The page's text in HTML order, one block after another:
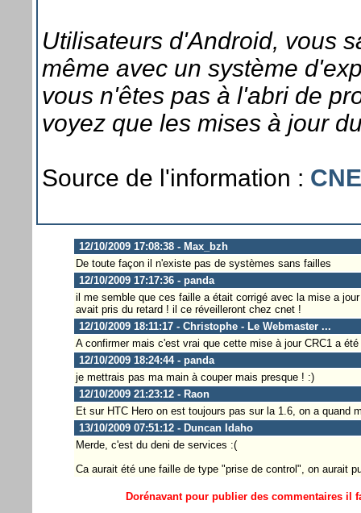
Utilisateurs d'Android, vous
même avec un système
vous n'êtes pas à l'abri de
voyez que les mises à jour
Source de l'information :
12/10/2009 17:08:38 - Max_bzh
De toute façon il n'existe pas de systèmes sans failles
12/10/2009 17:17:36 - panda
il me semble que ces faille a était corrigé avec la mise a
avait pris du retard ! il ce réveilleront chez cnet !
12/10/2009 18:11:17 - Christophe - Le Webmaster ...
A confirmer mais c'est vrai que cette mise à jour CRC1 a
12/10/2009 18:24:44 - panda
je mettrais pas ma main à couper mais presque ! :)
12/10/2009 21:23:12 - Raon
Et sur HTC Hero on est toujours pas sur la 1.6, on a quand
13/10/2009 07:51:12 - Duncan Idaho
Merde, c'est du deni de services :(
Ca aurait été une faille de type "prise de control", on aurait
Dorénavant pour publier des commentaires il